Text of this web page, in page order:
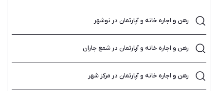
رهن و اجاره خانه و آپارتمان در نوشهر
رهن و اجاره خانه و آپارتمان در شمع جاران
رهن و اجاره خانه و آپارتمان در مرکز شهر